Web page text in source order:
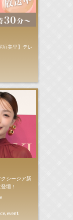
垣美里】テレ
クシージア新
壇！